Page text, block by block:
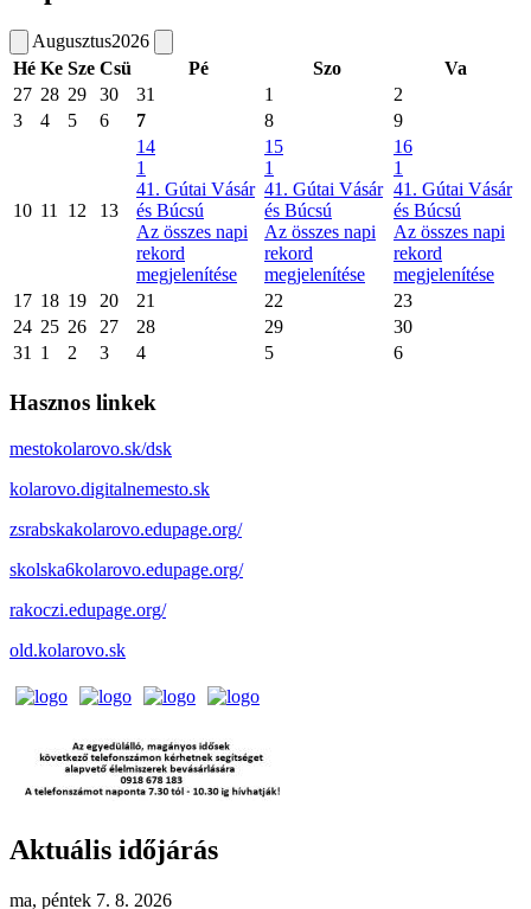
Augusztus2026
Hé Ke Sze Csü Pé Szo
Va
27 28 29 30 31 1
2
3
4 5 6 7 8 9
10 11 12 13
14
1
41. Gútai Vásár
és Búcsú
Az összes napi
rekord
megjelenítése
15
1
41. Gútai Vásár
és Búcsú
Az összes napi
rekord
megjelenítése
16
1
41. Gútai Vásár
és Búcsú
Az összes napi
rekord
megjelenítése
17 18 19 20 21 22
23
24 25 26 27 28 29
30
31
1 2 3 4 5 6
Hasznos linkek
mestokolarovo.sk/dsk
kolarovo.digitalnemesto.sk
zsrabskakolarovo.edupage.org/
skolska6kolarovo.edupage.org/
rakoczi.edupage.org/
old.kolarovo.sk
Aktuális időjárás
ma, péntek 7. 8. 2026